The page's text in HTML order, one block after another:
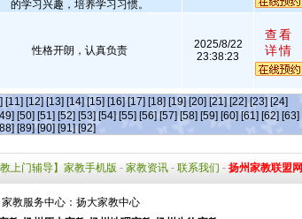
的学习兴趣，培养学习习惯。
性格开朗，认真负责
2025/8/22
23:38:23
查看
详情
[11] [12] [13] [14] [15] [16] [17] [18] [19] [20] [21] [22] [23] [24]
[50] [51] [52] [53] [54] [55] [56] [57] [58] [59] [60] [61] [62] [63]
[89] [90] [91] [92]
上门辅导】家教手机版 - 家教资讯 - 联系我们 - 扬州家教联盟网
家教服务中心：扬大家教中心